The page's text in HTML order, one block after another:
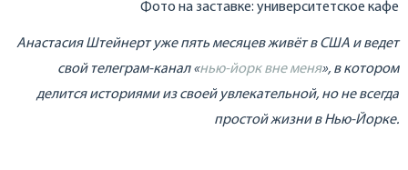
Фото на заставке: университетское кафе
Анастасия Штейнерт уже пять месяцев живёт в США и ведет
свой телеграм-канал «нью-йорк вне меня», в котором
делится историями из своей увлекательной, но не всегда
простой жизни в Нью-Йорке.